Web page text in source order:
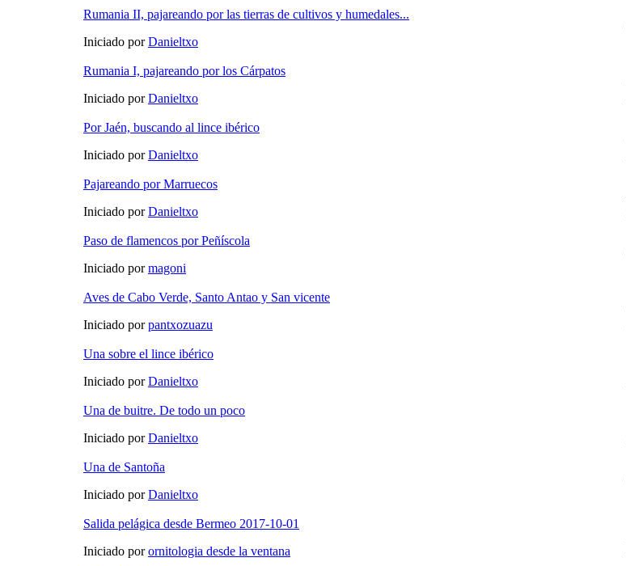
Rumania II, pajareando por las tierras de cultivos y humedales...
Iniciado porDanieltxo
Rumania I, pajareando por los Cárpatos
Iniciado porDanieltxo
Por Jaén, buscando al lince ibérico
Iniciado porDanieltxo
Pajareando por Marruecos
Iniciado porDanieltxo
Paso de flamencos por Peñíscola
Iniciado pormagoni
Aves de Cabo Verde, Santo Antao y San vicente
Iniciado porpantxozuazu
Una sobre el lince ibérico
Iniciado porDanieltxo
Una de buitre. De todo un poco
Iniciado porDanieltxo
Una de Santoña
Iniciado porDanieltxo
Salida pelágica desde Bermeo 2017-10-01
Iniciado porornitologia desde la ventana